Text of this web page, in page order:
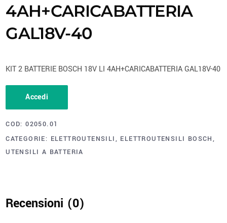
4AH+CARICABATTERIA
GAL18V-40
KIT 2 BATTERIE BOSCH 18V LI 4AH+CARICABATTERIA GAL18V-40
Accedi
COD:02050.01
CATEGORIE: ELETTROUTENSILI, ELETTROUTENSILI BOSCH,
UTENSILI A BATTERIA
Recensioni (0)